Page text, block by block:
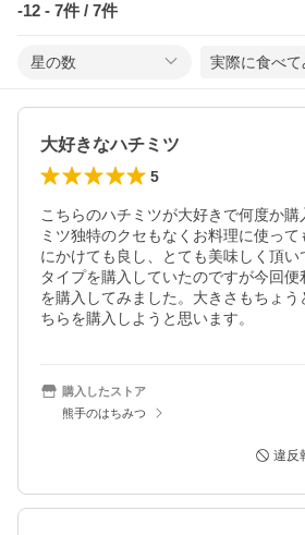
-12 - 7件 / 7件
星の数 実際に食べ
大好きなハチミツ
5
こちらのハチミツが大好きで何度か
ミツ独特のクセもなくお料理に使っ
にかけても良し、とても美味しく頂
タイプを購入していたのですが今回
を購入してみました。大きさもちょう
ちらを購入しようと思います。
購入したストア
熊手のはちみつ
違反